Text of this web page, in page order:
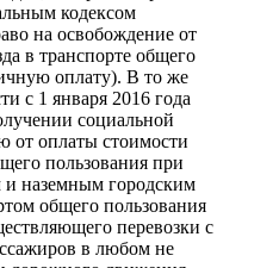
кодексом
на освобождение от
в транспорте общего
оплату). В то же
с 1 января 2016 года
социальной
от оплаты стоимости
пользования при
и наземным городским
общего пользования
перевозки с
в любом не